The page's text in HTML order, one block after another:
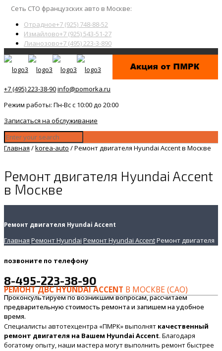
Сеть СТО французских авто в Москве:
Отрадное+7 (925) 748-88-52
Измайлово+7 (925) 543-51-27
Лианозово+7 (495) 223-3-890
+7 (495) 223-38-90info@pomorka.ru
Режим работы: Пн-Вс с 10:00 до 20:00
Записаться на обслуживание
Главная /korea-auto /Ремонт двигателя Hyundai Accent в Москве
Ремонт двигателя Hyundai Accent
в Москве
Ремонт двигателя Hyundai Accent
Главная Ремонт Hyundai Ремонт Hyundai AccentРемонт двигателя
позвоните по телефону
8-495-223-38-90
Проконсультируем по возникшим вопросам, рассчитаем
предварительную стоимость ремонта и запишем на удобное
время.
РЕМОНТ ДВС HYUNDAI ACCENT В МОСКВЕ (САО)
Специалисты автотехцентра «ПМРК» выполнят качественный
ремонт двигателя на Вашем Hyundai Accent. Благодаря
богатому опыту, наши мастера могут выполнить ремонт быстрее